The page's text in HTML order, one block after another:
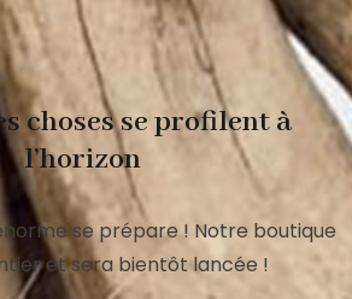
choses se profilent à
l’horizon
se prépare ! Notre boutique
et sera bientôt lancée !